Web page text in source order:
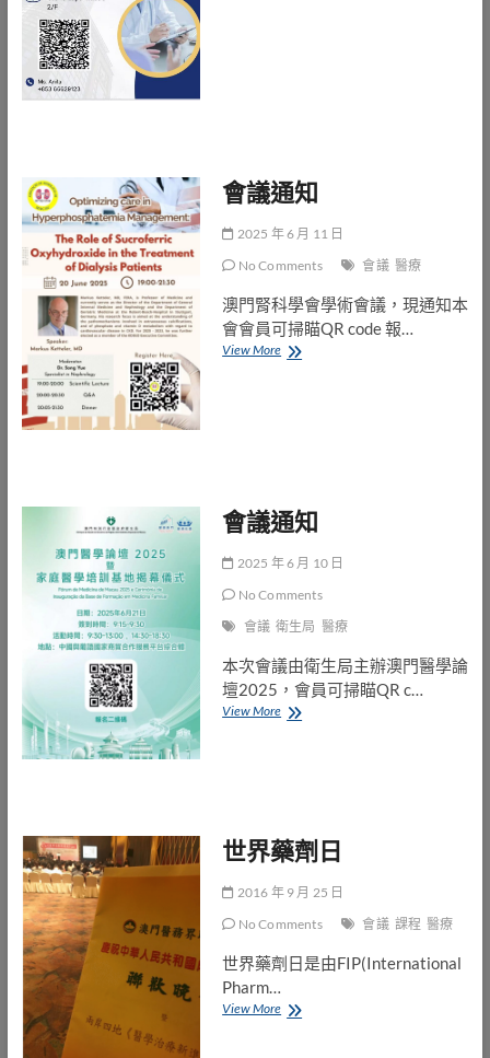
會議通知
2025 年 6 月 11 日
No Comments
會議 醫療
澳門腎科學會學術會議，現通知本
會會員可掃瞄QR code 報…
View More會
會議通知
2025 年 6 月 10 日
No Comments
會議 衛生局 醫療
本次會議由衛生局主辦澳門醫學論
壇2025，會員可掃瞄QR c…
View More會
世界藥劑日
2016 年 9 月 25 日
No Comments
會議 課程 醫療
世界藥劑日是由FIP(International
Pharm…
View More世